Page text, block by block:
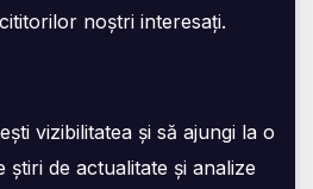
noștri interesați.
vizibilitatea și să ajungi la o
știri de actualitate și analize